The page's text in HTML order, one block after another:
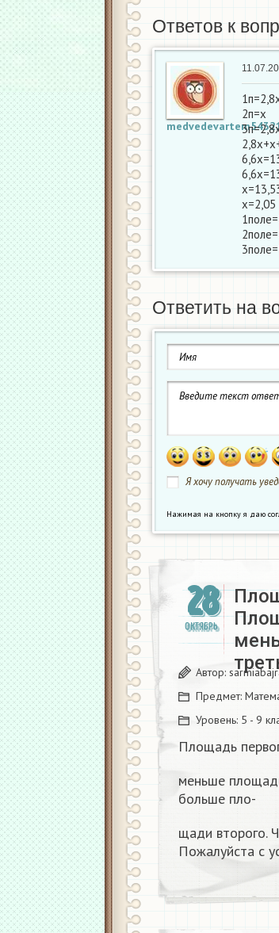
Ответов к
2п=х
х=2,05
Ответить на
Я хочу получать
Нажимая на кнопку я даю
28
ОКТЯБРЬ
Автор:
Предмет:
Уровень: 5 - 9
Площадь
меньше
больше пло-
щади второго.
Пожалуйста с